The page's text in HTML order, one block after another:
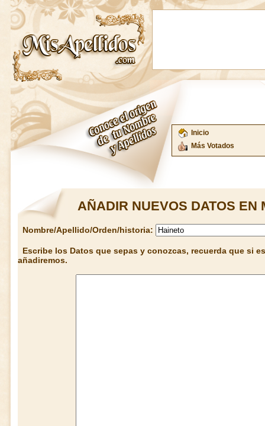
Inicio
Más Votados
AÑADIR NUEVOS DATOS EN
Nombre/Apellido/Orden/historia:
Escribe los Datos que sepas y conozcas, recuerda que si
añadiremos.